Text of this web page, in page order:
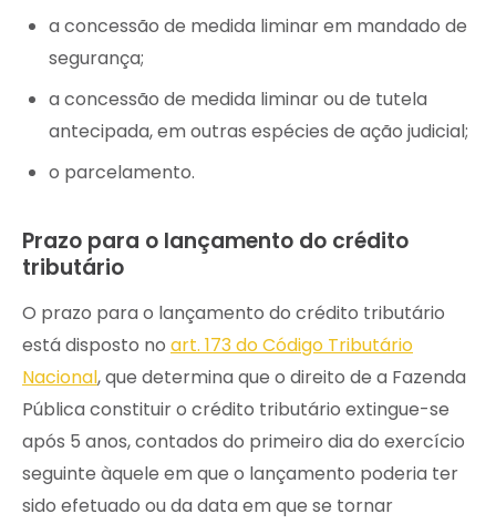
a concessão de medida liminar em mandado de
segurança;
a concessão de medida liminar ou de tutela
antecipada, em outras espécies de ação judicial;
o parcelamento.
Prazo para o lançamento do crédito
tributário
O prazo para o lançamento do crédito tributário
está disposto no art. 173 do Código Tributário
Nacional, que determina que o direito de a Fazenda
Pública constituir o crédito tributário extingue-se
após 5 anos, contados do primeiro dia do exercício
seguinte àquele em que o lançamento poderia ter
sido efetuado ou da data em que se tornar